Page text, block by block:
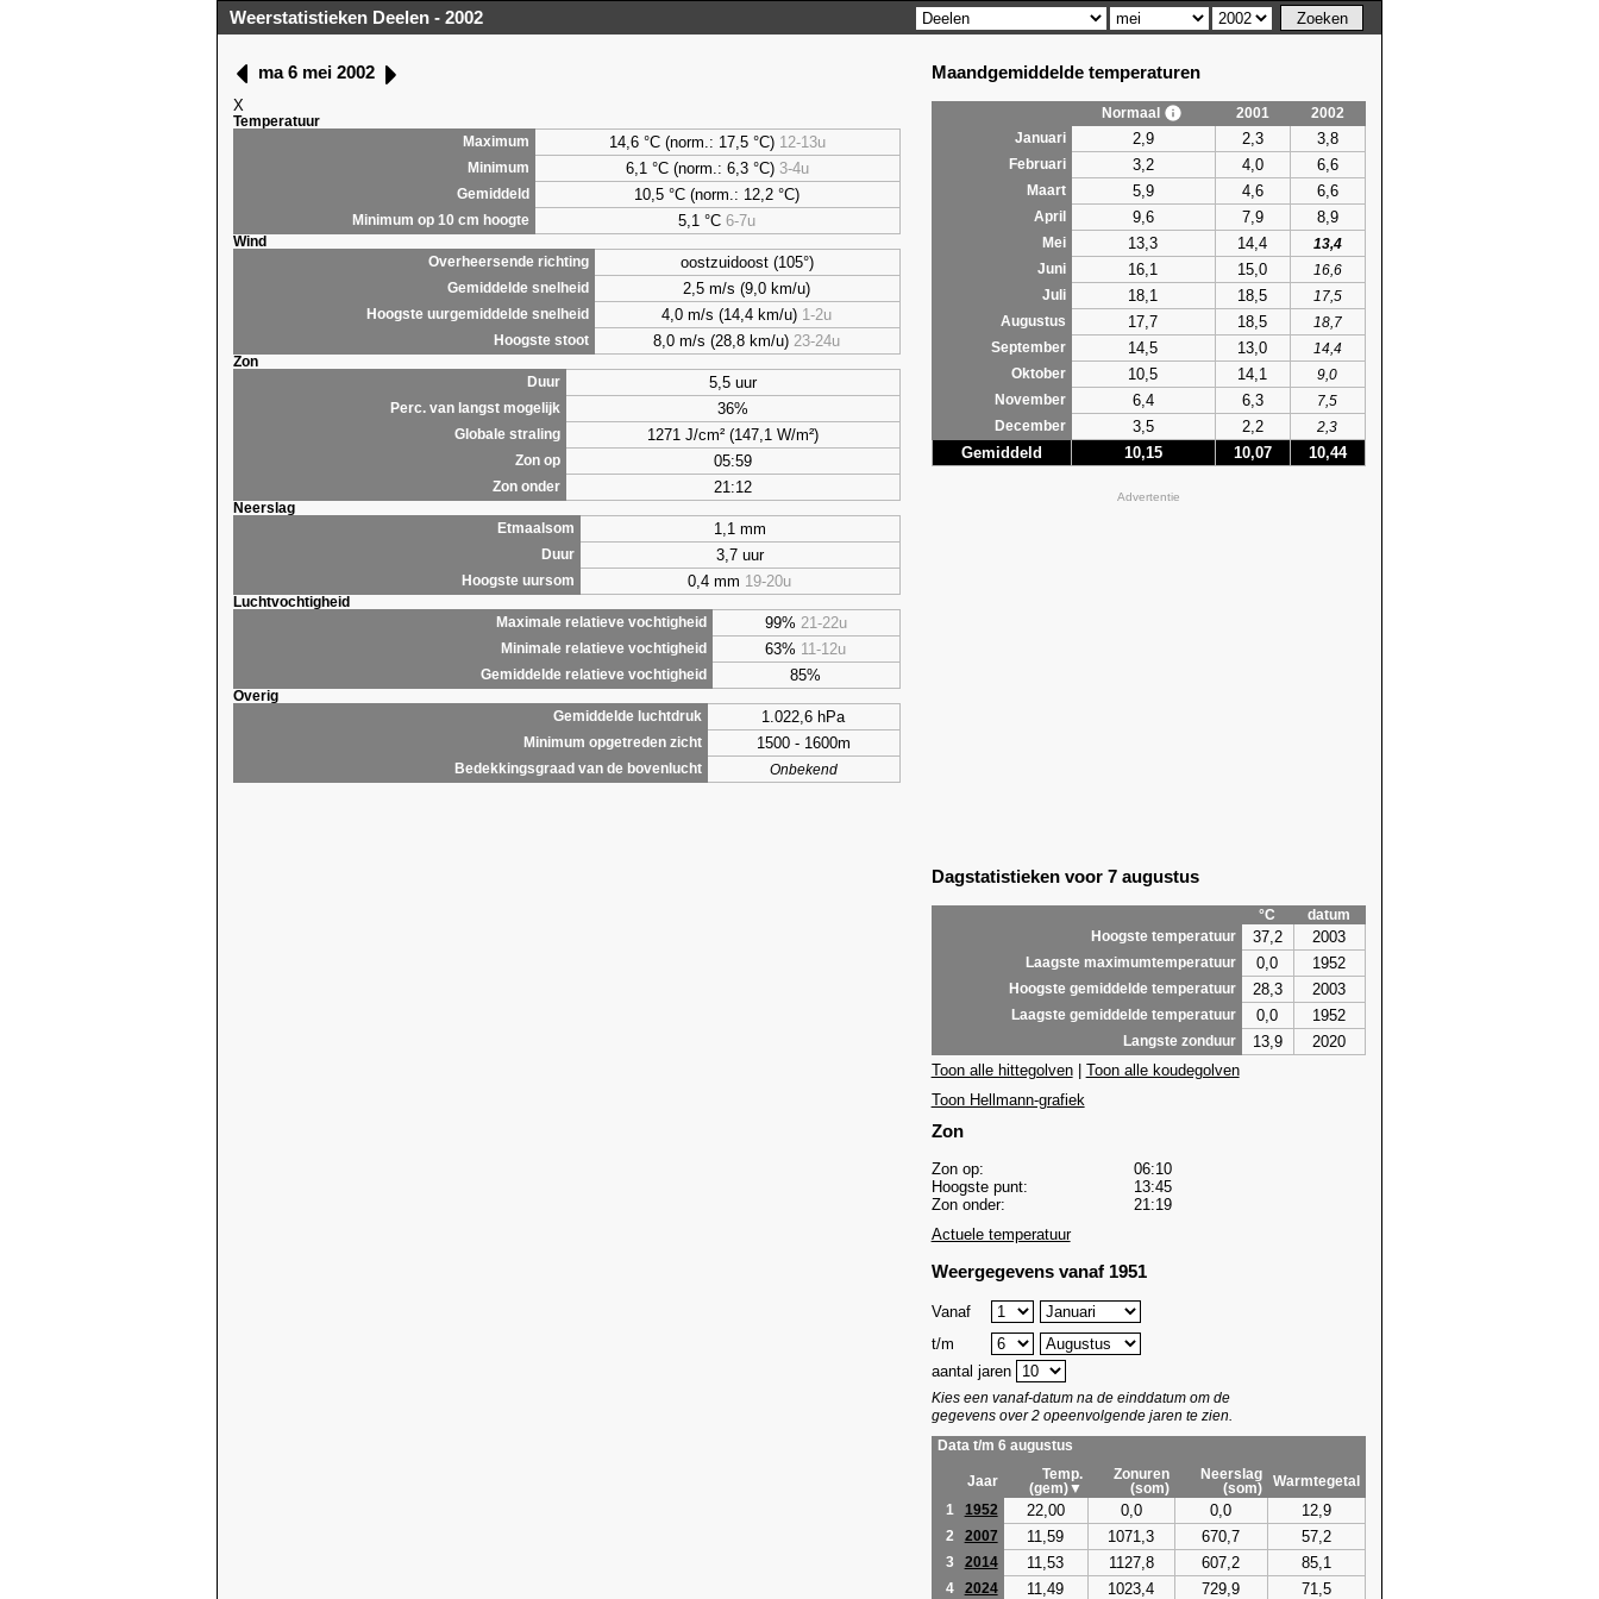
Weerstatistieken Deelen - 2002
ma 6 mei 2002
X
Temperatuur
Maximum
14,6 °C (norm.: 17,5 °C) 12-13u
Minimum 6,1 °C (norm.: 6,3 °C) 3-4u
Gemiddeld 10,5 °C (norm.: 12,2 °C)
Minimum op 10 cm hoogte 5,1 °C6-7u
Wind
Overheersende richting
oostzuidoost (105°)
Gemiddelde snelheid 2,5 m/s (9,0 km/u)
Hoogste uurgemiddelde snelheid 4,0 m/s (14,4 km/u) 1-2u
Hoogste stoot 8,0 m/s (28,8 km/u) 23-24u
Zon
Duur
5,5 uur
Perc. van langst mogelijk 36%
Globale straling 1271 J/cm² (147,1 W/m²)
Zon op 05:59
Zon onder 21:12
Neerslag
Etmaalsom
1,1 mm
Duur 3,7 uur
Hoogste uursom 0,4 mm 19-20u
Luchtvochtigheid
Maximale relatieve vochtigheid
99% 21-22u
Minimale relatieve vochtigheid 63% 11-12u
Gemiddelde relatieve vochtigheid 85%
Overig
Gemiddelde luchtdruk
1.022,6 hPa
Minimum opgetreden zicht 1500 - 1600m
Bedekkingsgraad van de bovenlucht Onbekend
Maandgemiddelde temperaturen
Normaal 2001
2002
Januari
2,9 2,3 3,8
Februari 3,2 4,0 6,6
Maart 5,9 4,6 6,6
April 9,6 7,9 8,9
Mei 13,3 14,4
13,4
Juni
16,1 15,0
16,6
Juli
18,1 18,5
17,5
Augustus
17,7 18,5
18,7
September
14,5 13,0
14,4
Oktober
10,5 14,1
9,0
November
6,4 6,3
7,5
December
3,5 2,2 2,3
Gemiddeld 10,15 10,07 10,44
Advertentie
Dagstatistieken voor 7 augustus
°C
datum
Hoogste temperatuur
37,2 2003
Laagste maximumtemperatuur 0,0 1952
Hoogste gemiddelde temperatuur 28,3 2003
Laagste gemiddelde temperatuur 0,0 1952
Langste zonduur 13,9
2020
Toon alle hittegolven| Toon alle koudegolven
Toon Hellmann-grafiek
Zon
Zon op:
06:10
Hoogste punt:
13:45
Zon onder:
21:19
Actuele temperatuur
Weergegevens vanaf 1951
Vanaf
t/m
aantal jaren
Kies een vanaf-datum na de einddatum om de
gegevens over 2 opeenvolgende jaren te zien.
Data t/m 6 augustus
Jaar
Temp.
(gem)▼
Zonuren
(som)
Neerslag
(som)
Warmtegetal
1
1952 22,00 0,0 0,0 12,9
2 2007 11,59 1071,3 670,7 57,2
3 2014 11,53 1127,8 607,2 85,1
4 2024 11,49 1023,4 729,9 71,5